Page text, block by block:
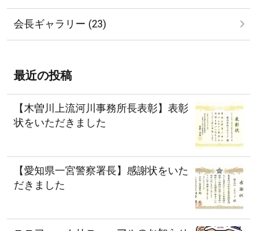
会長ギャラリー (23)
最近の投稿
【木曽川上流河川事務所長表彰】表彰
状をいただきました
【愛知県一宮警察署長】感謝状をいた
だきました